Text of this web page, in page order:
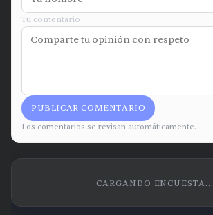
Tu comentario
PUBLICAR COMENTARIO
Los comentarios se revisan automáticamente.
CARGANDO ENCUESTA...